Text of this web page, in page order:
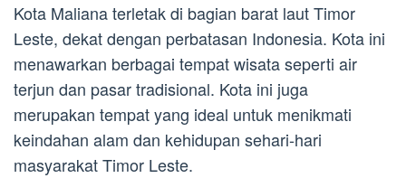
Kota Maliana terletak di bagian barat laut Timor
Leste, dekat dengan perbatasan Indonesia. Kota ini
menawarkan berbagai tempat wisata seperti air
terjun dan pasar tradisional. Kota ini juga
merupakan tempat yang ideal untuk menikmati
keindahan alam dan kehidupan sehari-hari
masyarakat Timor Leste.